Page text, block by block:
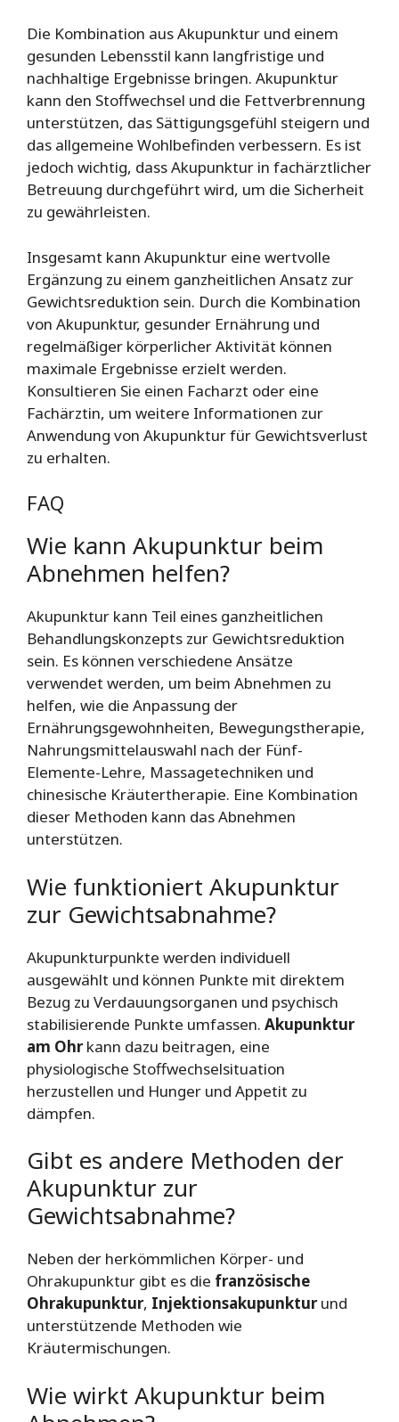
Die Kombination aus Akupunktur und einem
gesunden Lebensstil kann langfristige und
nachhaltige Ergebnisse bringen. Akupunktur
kann den Stoffwechsel und die Fettverbrennung
unterstützen, das Sättigungsgefühl steigern und
das allgemeine Wohlbefinden verbessern. Es ist
jedoch wichtig, dass Akupunktur in fachärztlicher
Betreuung durchgeführt wird, um die Sicherheit
zu gewährleisten.
Insgesamt kann Akupunktur eine wertvolle
Ergänzung zu einem ganzheitlichen Ansatz zur
Gewichtsreduktion sein. Durch die Kombination
von Akupunktur, gesunder Ernährung und
regelmäßiger körperlicher Aktivität können
maximale Ergebnisse erzielt werden.
Konsultieren Sie einen Facharzt oder eine
Fachärztin, um weitere Informationen zur
Anwendung von Akupunktur für Gewichtsverlust
zu erhalten.
FAQ
Wie kann Akupunktur beim
Abnehmen helfen?
Akupunktur kann Teil eines ganzheitlichen
Behandlungskonzepts zur Gewichtsreduktion
sein. Es können verschiedene Ansätze
verwendet werden, um beim Abnehmen zu
helfen, wie die Anpassung der
Ernährungsgewohnheiten, Bewegungstherapie,
Nahrungsmittelauswahl nach der Fünf-
Elemente-Lehre, Massagetechniken und
chinesische Kräutertherapie. Eine Kombination
dieser Methoden kann das Abnehmen
unterstützen.
Wie funktioniert Akupunktur
zur Gewichtsabnahme?
Akupunkturpunkte werden individuell
ausgewählt und können Punkte mit direktem
Bezug zu Verdauungsorganen und psychisch
stabilisierende Punkte umfassen. Akupunktur
am Ohrkann dazu beitragen, eine
physiologische Stoffwechselsituation
herzustellen und Hunger und Appetit zu
dämpfen.
Gibt es andere Methoden der
Akupunktur zur
Gewichtsabnahme?
Neben der herkömmlichen Körper- und
Ohrakupunktur gibt es die französische
Ohrakupunktur, Injektionsakupunkturund
unterstützende Methoden wie
Kräutermischungen.
Wie wirkt Akupunktur beim